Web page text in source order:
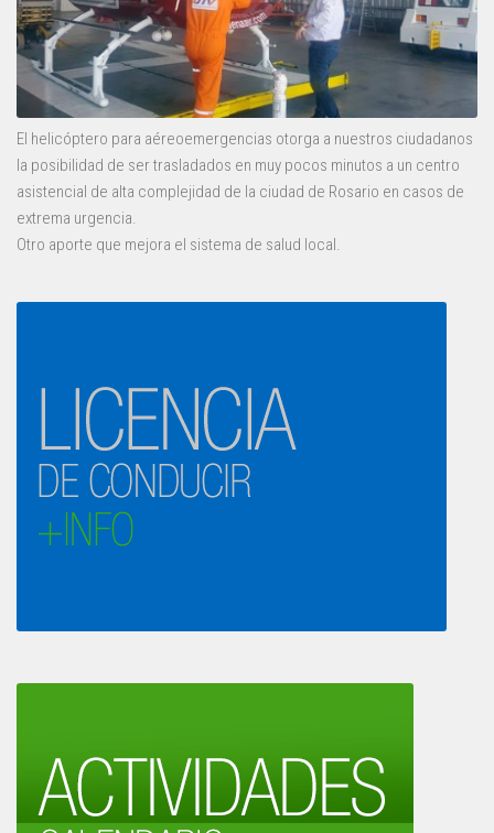
El helicóptero para aéreoemergencias otorga a nuestros ciudadanos
la posibilidad de ser trasladados en muy pocos minutos a un centro
asistencial de alta complejidad de la ciudad de Rosario en casos de
extrema urgencia.
Otro aporte que mejora el sistema de salud local.